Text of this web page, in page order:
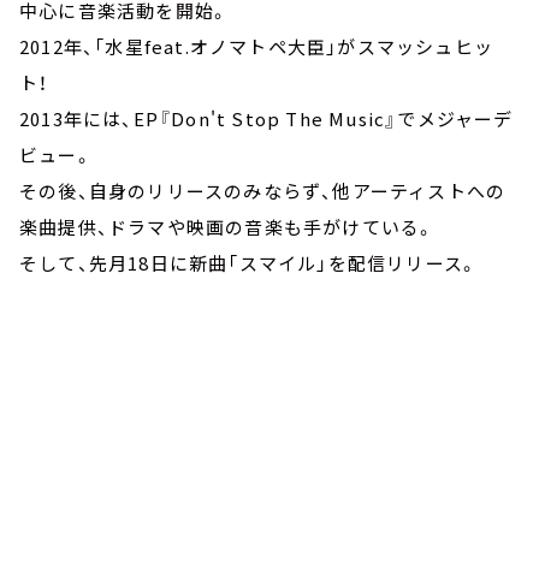
中心に音楽活動を開始。
2012年、「水星feat.オノマトペ大臣」がスマッシュヒッ
ト！
2013年には、EP『Don't Stop The Music』でメジャーデ
ビュー。
その後、自身のリリースのみならず、他アーティストへの
楽曲提供、ドラマや映画の音楽も手がけている。
そして、先月18日に新曲「スマイル」を配信リリース。